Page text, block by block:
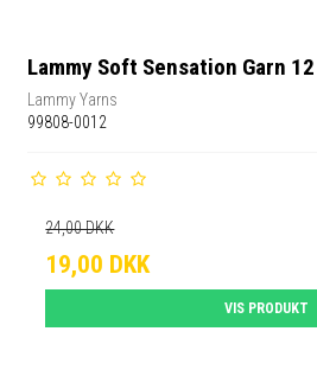
Lammy Soft Sensation Garn
Lammy Yarns
99808-0012
24,00 DKK
19,00 DKK
VIS PRODUKT